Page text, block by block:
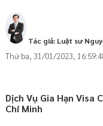
Tác giả: Luật sư
Thứ ba, 31/01/2023,
Dịch Vụ Gia Hạn Visa
Chí Minh
gói
phí qua zalo
sư trực tuyến online
ty/doanh nghiệp